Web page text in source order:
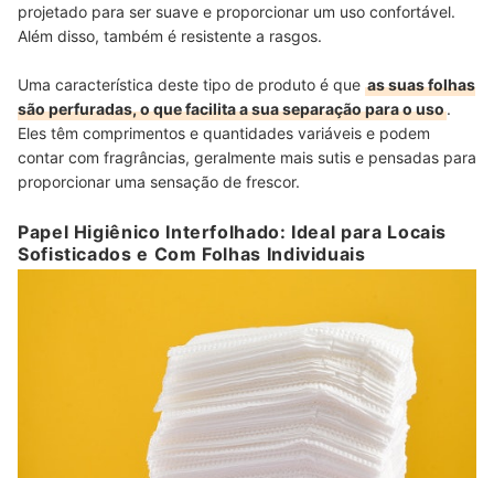
projetado para ser suave e proporcionar um uso confortável.
Além disso, também é resistente a rasgos.
Uma característica deste tipo de produto é que as suas folhas
são perfuradas, o que facilita a sua separação para o uso.
Eles têm comprimentos e quantidades variáveis e podem
contar com fragrâncias, geralmente mais sutis e pensadas para
proporcionar uma sensação de frescor.
Papel Higiênico Interfolhado: Ideal para Locais
Sofisticados e Com Folhas Individuais